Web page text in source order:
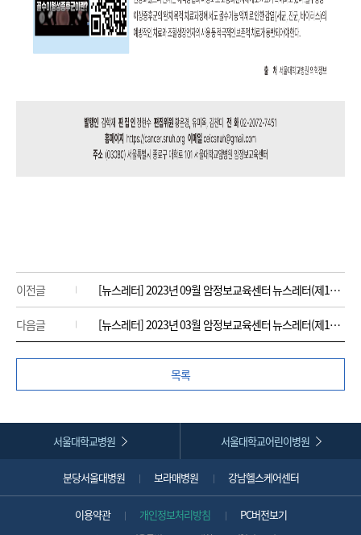
이전글 [뉴스레터] 2023년 09월 암정보교육센터 뉴스레터(제17호)
다음글 [뉴스레터] 2023년 03월 암정보교육센터 뉴스레터(제15호)
목록
서울대학교병원 서울대학교어린이병원
분당서울대병원 보라매병원 강남헬스케어센터
이용약관 개인정보처리방침 PC버전보기